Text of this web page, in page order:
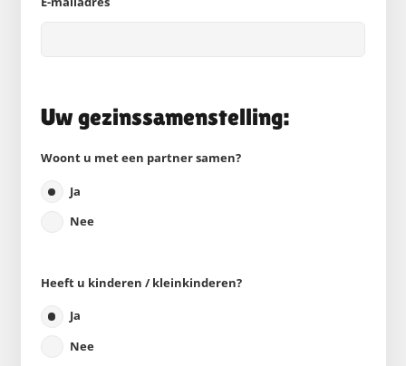
Uw gezinssamenstelling:
Woont u met een partner samen?
Ja
Nee
Heeft u kinderen / kleinkinderen?
Ja
Nee